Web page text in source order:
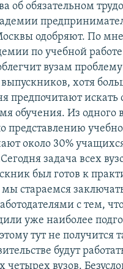
об обязательном
одобряют. По
по учебной
вузам проблему
выпускников, хотя
предпочитают искать
обучения. Из одного
представлению
около 30%
задача всех
был готов к
стараемся
с тем,
уже наиболее
тут не получится
будут
вузов.